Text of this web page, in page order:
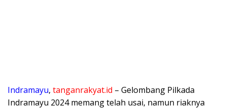
Indramayu, tanganrakyat.id – Gelombang Pilkada
Indramayu 2024 memang telah usai, namun riaknya